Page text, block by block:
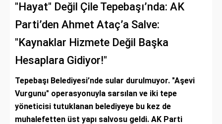
"Hayat" Değil Çile Tepebaşı’nda: AK
Parti’den Ahmet Ataç’a Salve:
"Kaynaklar Hizmete Değil Başka
Hesaplara Gidiyor!"
Tepebaşı Belediyesi’nde sular durulmuyor. "Aşevi
Vurgunu" operasyonuyla sarsılan ve iki tepe
yöneticisi tutuklanan belediyeye bu kez de
muhalefetten üst yapı salvosu geldi. AK Parti